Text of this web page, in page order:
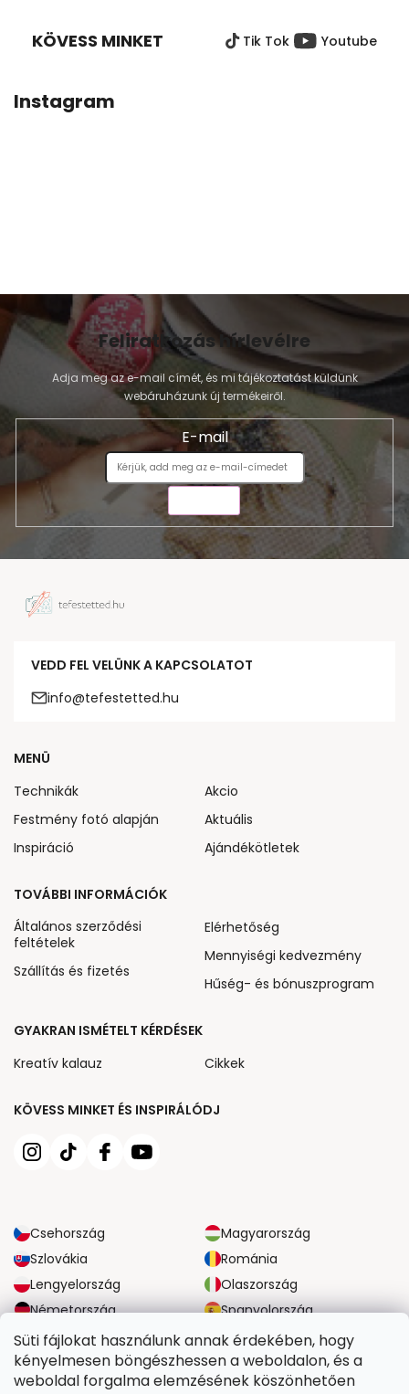
Süti fájlokat használunk annak érdekében, hogy
kényelmesen böngészhessen a weboldalon, és a
weboldal forgalma elemzésének köszönhetően
KÖVESS MINKET Tik Tok Youtube
Instagram
Feliratkozás hírlevélre
Adja meg az e-mail címét, és mi tájékoztatást küldünk
webáruházunk új termékeiről.
E-mail
VEDD FEL VELÜNK A KAPCSOLATOT
info@tefestetted.hu
KÖVESS MINKET ÉS INSPIRÁLÓDJ
Csehország
Magyarország
Szlovákia
Románia
Lengyelország
Olaszország
Németország
Spanyolország
Nagy-Britannia
Ausztria
MENÜ
Technikák
Festmény fotó alapján
Inspiráció
Akcio
Aktuális
Ajándékötletek
TOVÁBBI INFORMÁCIÓK
Általános szerződési
feltételek
Szállítás és fizetés
Elérhetőség
Mennyiségi kedvezmény
Hűség- és bónuszprogram
GYAKRAN ISMÉTELT KÉRDÉSEK
Kreatív kalauz
Cikkek
MEGBÍZHATÓ SZÁLLÍTÁSI LEHETŐSÉGEK